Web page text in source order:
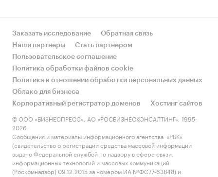
Заказать исследование
Обратная связь
Наши партнеры
Стать партнером
Пользовательское соглашение
Политика обработки файлов cookie
Политика в отношении обработки персональных данных
Облако для бизнеса
Корпоративный регистратор доменов
Хостинг сайтов
© ООО «БИЗНЕСПРЕСС», АО «РОСБИЗНЕСКОНСАЛТИНГ», 1995-
2026.
Сообщения и материалы информационного агентства «РБК»
(свидетельство о регистрации средства массовой информации
выдано Федеральной службой по надзору в сфере связи,
информационных технологий и массовых коммуникаций
(Роскомнадзор) 09.12.2015 за номером ИА №ФС77-63848) и